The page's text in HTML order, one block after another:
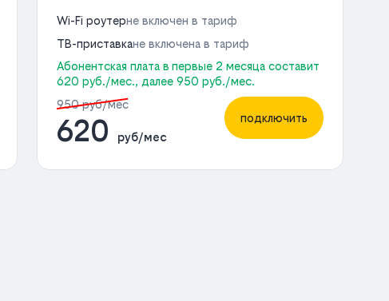
Wi-Fi роутерне включен в тариф
ТВ-приставкане включена в тариф
Абонентская плата в первые 2 месяца составит
620 руб./мес., далее 950 руб./мес.
950 руб/мес
620 руб/мес
подключить